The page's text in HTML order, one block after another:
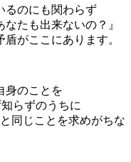
るのにも関わらず
たも出来ないの？』
がここにあります。
身のことを
らずのうちに
同じことを求めがちな